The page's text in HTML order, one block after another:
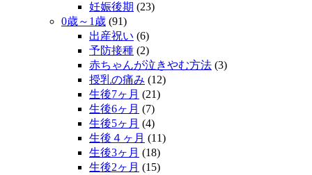
妊娠後期 (23)
0歳～1歳 (91)
出産祝い (6)
予防接種 (2)
赤ちゃんが泣きやむ方法 (3)
授乳の痛み (12)
生後7ヶ月 (21)
生後6ヶ月 (7)
生後5ヶ月 (4)
生後４ヶ月 (11)
生後3ヶ月 (18)
生後2ヶ月 (15)